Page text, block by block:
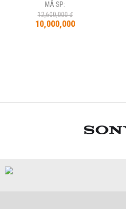
MÃ SP:
12,600,000 đ
10,000,000